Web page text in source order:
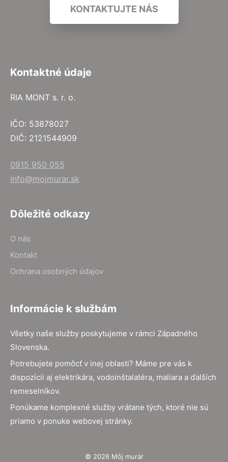
KONTAKTUJTE NÁS
Kontaktné údaje
RIA MONT s. r. o.
IČO: 53878027
DIČ: 2121544909
0915 950 055
info@mojmurar.sk
Dôležité odkazy
O nás
Kontakt
Ochrana osobných údajov
Informácie k službám
Všetky naše služby poskytujeme v rámci Západného
Slovenska.
Potrebujete pomôcť v inej oblasti? Máme pre vás k
dispozícii aj elektrikára, vodoinštalatéra, maliara a ďalších
remeselníkov.
Ponúkame komplexné služby vrátane tých, ktoré nie sú
priamo v ponuke webovej stránky.
© 2026 Môj murár